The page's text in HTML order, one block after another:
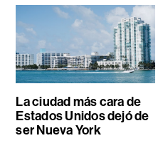
La ciudad más cara de
Estados Unidos dejó de
ser Nueva York